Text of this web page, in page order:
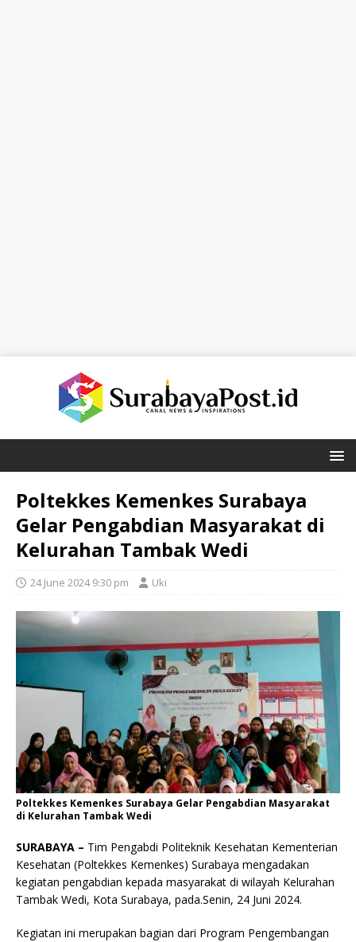
Poltekkes Kemenkes Surabaya
Gelar Pengabdian Masyarakat di
Kelurahan Tambak Wedi
24 June 2024 9:30 pm Uki
Poltekkes Kemenkes Surabaya Gelar Pengabdian Masyarakat
di Kelurahan Tambak Wedi
SURABAYA – Tim Pengabdi Politeknik Kesehatan Kementerian
Kesehatan (Poltekkes Kemenkes) Surabaya mengadakan
kegiatan pengabdian kepada masyarakat di wilayah Kelurahan
Tambak Wedi, Kota Surabaya, pada.Senin, 24 Juni 2024.
Kegiatan ini merupakan bagian dari Program Pengembangan